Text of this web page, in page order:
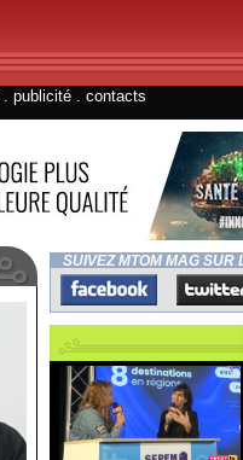
publicité contacts
SUIVEZ MTOM MAG SUR